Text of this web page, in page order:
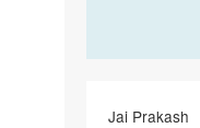
Jai Prakash